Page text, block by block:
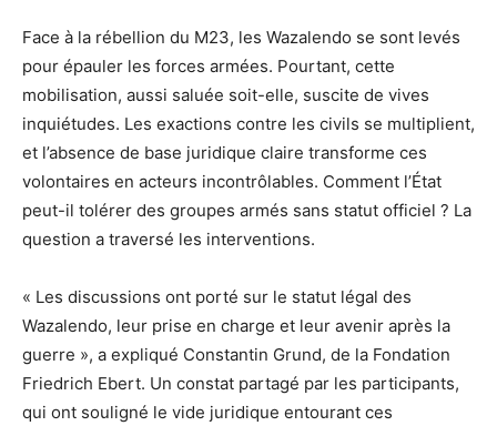
Face à la rébellion du M23, les Wazalendo se sont levés
pour épauler les forces armées. Pourtant, cette
mobilisation, aussi saluée soit-elle, suscite de vives
inquiétudes. Les exactions contre les civils se multiplient,
et l’absence de base juridique claire transforme ces
volontaires en acteurs incontrôlables. Comment l’État
peut-il tolérer des groupes armés sans statut officiel ? La
question a traversé les interventions.
« Les discussions ont porté sur le statut légal des
Wazalendo, leur prise en charge et leur avenir après la
guerre », a expliqué Constantin Grund, de la Fondation
Friedrich Ebert. Un constat partagé par les participants,
qui ont souligné le vide juridique entourant ces